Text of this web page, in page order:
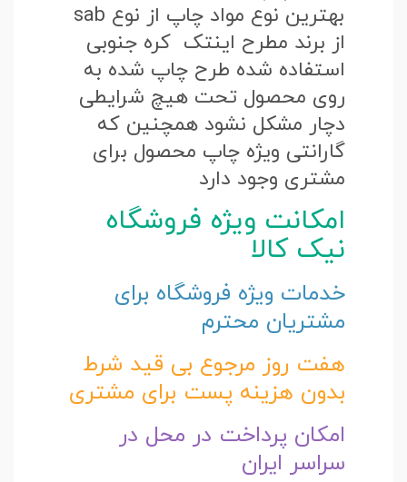
بهترین نوع مواد چاپ از نوع sab
از برند مطرح اینتک کره جنوبی
استفاده شده طرح چاپ شده به
روی محصول تحت هیچ شرایطی
دچار مشکل نشود همچنین که
گارانتی ویژه چاپ محصول برای
مشتری وجود دارد
امکانت ویژه فروشگاه
نیک کالا
خدمات ویژه فروشگاه برای
مشتریان محترم
هفت روز مرجوع بی قید شرط
بدون هزینه پست برای مشتری
امکان پرداخت در محل در
سراسر ایران